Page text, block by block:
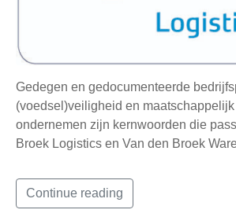
Gedegen en gedocumenteerde
(voedsel)veiligheid en
ondernemen zijn kernwoorden die
Broek Logistics en Van den Broek
Continue reading